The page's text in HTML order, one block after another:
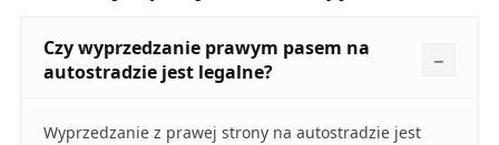
Czy wyprzedzanie prawym pasem na
autostradzie jest legalne?
Wyprzedzanie z prawej strony na autostradzie jest